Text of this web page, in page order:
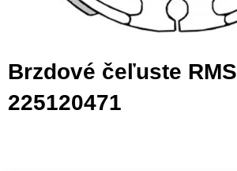
Brzdové čeľuste RMS
225120471